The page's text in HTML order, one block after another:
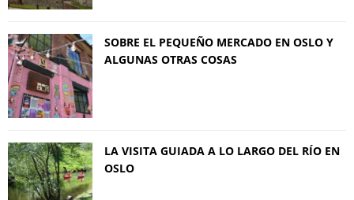
SOBRE EL PEQUEÑO MERCADO EN OSLO Y
ALGUNAS OTRAS COSAS
LA VISITA GUIADA A LO LARGO DEL RÍO EN
OSLO